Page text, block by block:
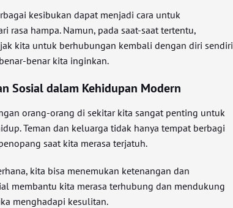
kesibukan dapat menjadi cara untuk
rasa hampa. Namun, pada saat-saat tertentu,
kita untuk berhubungan kembali dengan diri sendiri
benar kita inginkan.
Sosial dalam Kehidupan Modern
orang-orang di sekitar kita sangat penting untuk
Teman dan keluarga tidak hanya tempat berbagi
saat kita merasa terjatuh.
kita bisa menemukan ketenangan dan
membantu kita merasa terhubung dan mendukung
menghadapi kesulitan.